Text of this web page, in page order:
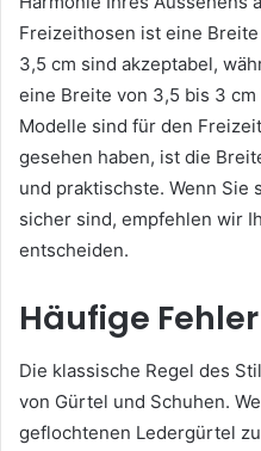
Freizeithosen ist eine
3,5 cm sind akzeptabel,
eine Breite von 3,5 bis 3
Modelle sind für den
gesehen haben, ist die
und praktischste. Wenn Sie
sicher sind, empfehlen wir
entscheiden.
Häufige Fehler
Die klassische Regel des
von Gürtel und Schuhen.
geflochtenen Ledergürtel